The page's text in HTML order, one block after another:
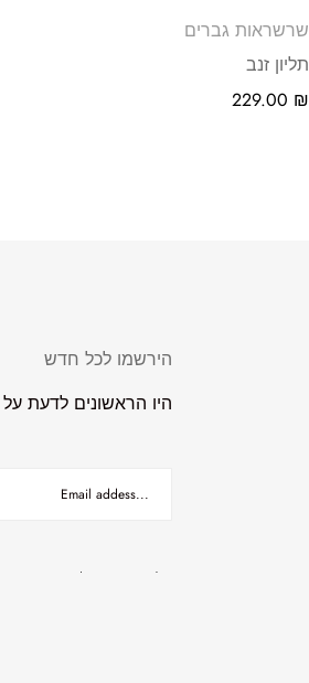
שרשראות גברים
תליון זנב
229.00 ₪
הירשמו לכל חדש
היו הראשונים לדעת